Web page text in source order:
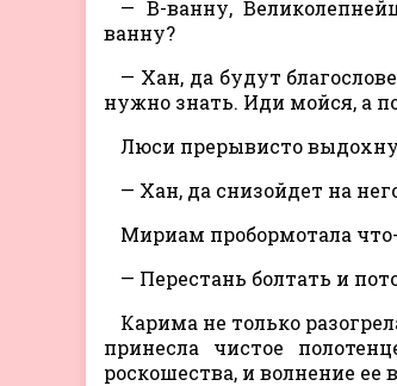
— В-ванну,
ванну?
— Хан, да будут
нужно знать. Иди мойся, а
Люси прерывисто
— Хан, да снизойдет на
Мириам пробормотала
— Перестань болтать и
Карима не только
принесла чистое
роскошества, и волнение ее